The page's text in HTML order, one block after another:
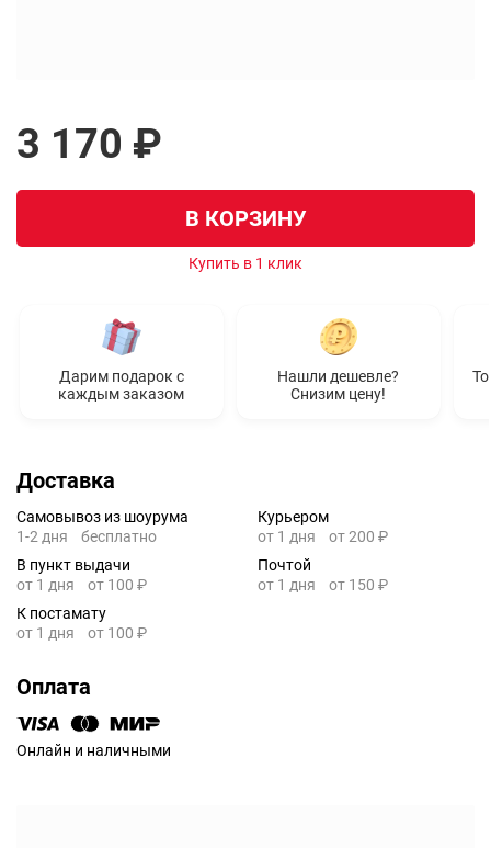
3 170 ₽
В КОРЗИНУ
Купить в 1 клик
Дарим подарок с
каждым заказом
Нашли дешевле?
Снизим цену!
Доставка
Самовывоз из шоурума
1-2 дня
бесплатно
Курьером
от 1 дня
от 200 ₽
В пункт выдачи
от 1 дня
от 100 ₽
Почтой
от 1 дня
от 150 ₽
К постамату
от 1 дня
от 100 ₽
Оплата
Онлайн и наличными